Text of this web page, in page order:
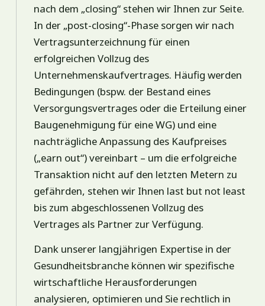
nach dem „closing“ stehen wir Ihnen zur Seite.
In der „post-closing“-Phase sorgen wir nach
Vertragsunterzeichnung für einen
erfolgreichen Vollzug des
Unternehmenskaufvertrages. Häufig werden
Bedingungen (bspw. der Bestand eines
Versorgungsvertrages oder die Erteilung einer
Baugenehmigung für eine WG) und eine
nachträgliche Anpassung des Kaufpreises
(„earn out“) vereinbart – um die erfolgreiche
Transaktion nicht auf den letzten Metern zu
gefährden, stehen wir Ihnen last but not least
bis zum abgeschlossenen Vollzug des
Vertrages als Partner zur Verfügung.
Dank unserer langjährigen Expertise in der
Gesundheitsbranche können wir spezifische
wirtschaftliche Herausforderungen
analysieren, optimieren und Sie rechtlich in